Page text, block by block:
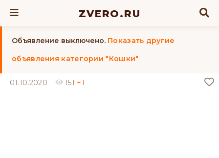
ZVERO.RU
Объявление выключено. Показать другие
объявления категории "Кошки"
01.10.2020 151 +1